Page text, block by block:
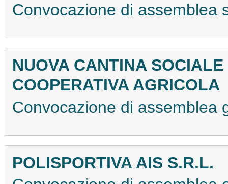
Convocazione di assemblea
NUOVA CANTINA
COOPERATIVA AGRICOLA
Convocazione di assemblea
POLISPORTIVA AIS S.R.L.